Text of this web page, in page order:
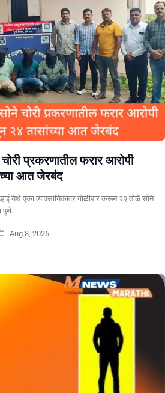
प्रकरणातील फरार आरोपी
आत जेरबंद
येथे एका व्यावसायिकावर गोळीबार करून २२ तोळे सोने
पुणे…
Aug 8, 2026